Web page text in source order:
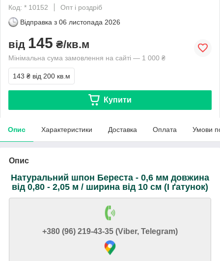
Код: * 10152
Опт і роздріб
Відправка з 06 листопада 2026
від 145 ₴/кв.м
Мінімальна сума замовлення на сайті — 1 000 ₴
143 ₴ від 200 кв.м
Купити
Опис Характеристики Доставка Оплата Умови
Опис
Натуральний шпон Береста - 0,6 мм довжина
від 0,80 - 2,05 м / ширина від 10 см (I ґатунок)
+380 (96) 219-43-35 (Viber, Telegram)